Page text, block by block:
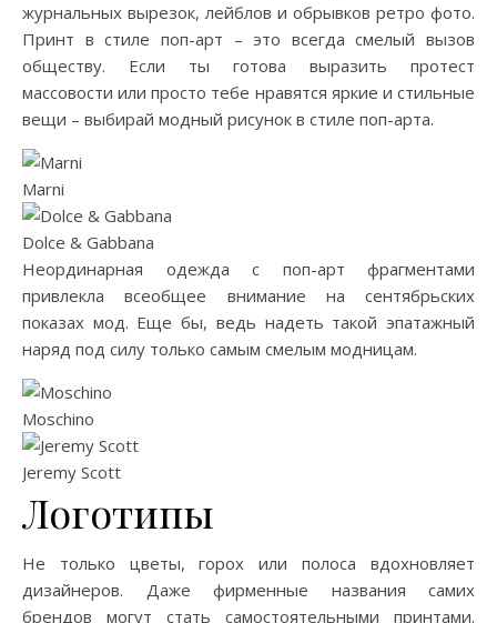
журнальных вырезок, лейблов и обрывков ретро фото.
Принт в стиле поп-арт – это всегда смелый вызов
обществу. Если ты готова выразить протест
массовости или просто тебе нравятся яркие и стильные
вещи – выбирай модный рисунок в стиле поп-арта.
Marni
Dolce & Gabbana
Неординарная одежда с поп-арт фрагментами
привлекла всеобщее внимание на сентябрьских
показах мод. Еще бы, ведь надеть такой эпатажный
наряд под силу только самым смелым модницам.
Moschino
Jeremy Scott
Логотипы
Не только цветы, горох или полоса вдохновляет
дизайнеров. Даже фирменные названия самих
брендов могут стать самостоятельными принтами.